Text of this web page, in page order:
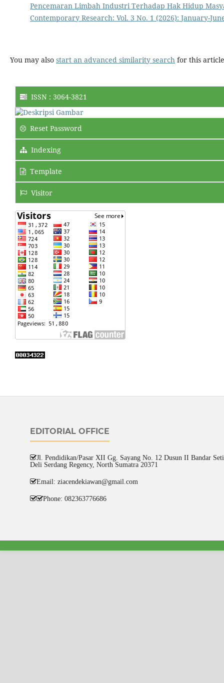
Pencemaran Limbah Industri Terhadap Hak Hidup
Contemporary Research: Vol. 3 No. 1 (2026): January-
You may also start an advanced similarity searchfor this
ISSN : 3064-3821
Reset Password
Indexing
Template
Visitor
EDITORIAL OFFICE
Jl. Pendidikan/Pasar XII Gg. Sayang No. 12 Dusun II Bandar
Deli Serdang Regency, North Sumatra 20371
Email: ziacendekiawan@gmail.com
Phone: 082363776686